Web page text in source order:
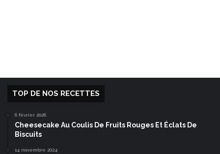
TOP DE NOS RECETTES
6 février 2026
Cheesecake Au Coulis De Fruits Rouges Et Éclats De
Biscuits
14 novembre 2024